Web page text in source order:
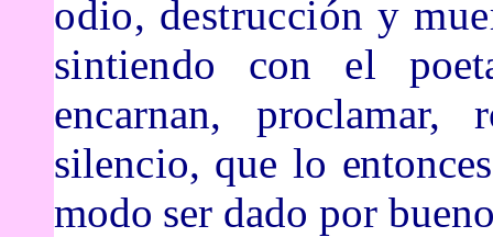
odio, destrucción y
sintiendo con el
encarnan, proclamar,
silencio, que lo
modo ser dado por